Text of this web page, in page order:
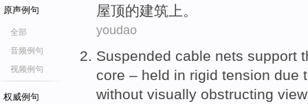
原声例句
全部
音频例句
视频例句
权威例句
屋顶的建筑上。
youdao
Suspended cable nets support
core – held in rigid tension due
without visually obstructing